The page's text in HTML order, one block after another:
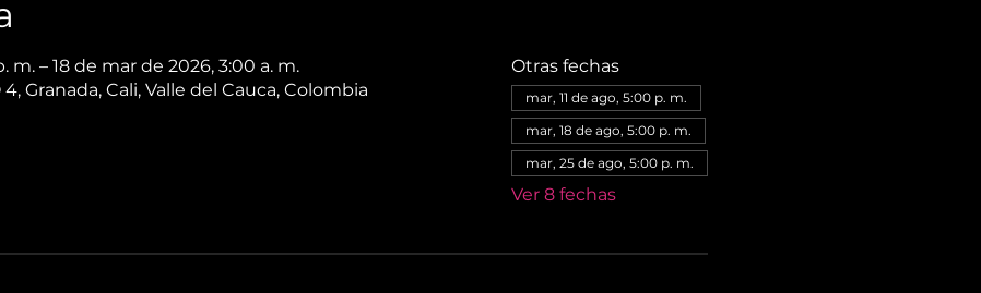
m. – 18 de mar de 2026, 3:00 a. m.
4, Granada, Cali, Valle del Cauca, Colombia
Otras fechas
mar, 11 de ago, 5:00 p. m.
mar, 18 de ago, 5:00 p. m.
mar, 25 de ago, 5:00 p. m.
Ver 8 fechas